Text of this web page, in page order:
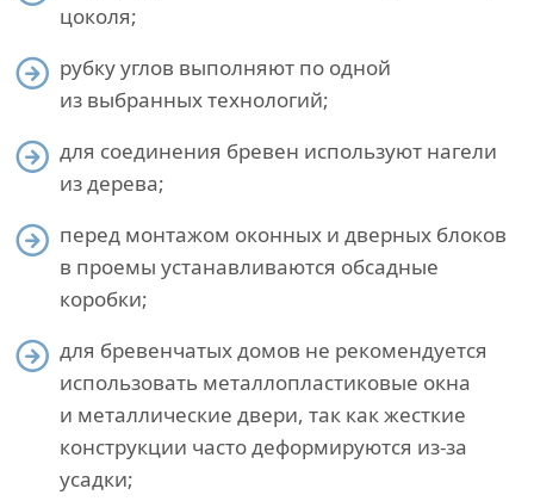
цоколя;
рубку углов выполняют по одной
из выбранных технологий;
для соединения бревен используют нагели
из дерева;
перед монтажом оконных и дверных блоков
в проемы устанавливаются обсадные
коробки;
для бревенчатых домов не рекомендуется
использовать металлопластиковые окна
и металлические двери, так как жесткие
конструкции часто деформируются из-за
усадки;